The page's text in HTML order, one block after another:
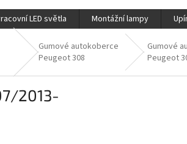
LED světla Montážní lampy
Gumové autokoberce
Peugeot 308
Gumové
Peugeot
2013-